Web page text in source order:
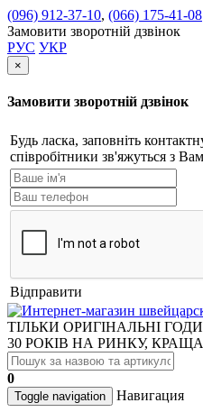
(096) 912-37-10, (066) 175-41-08
Замовити зворотній дзвінок
РУС УКР
×
Замовити зворотній дзвінок
Будь ласка, заповніть
співробітники зв'яжуться з
Відправити
ТІЛЬКИ ОРИГІНАЛЬНІ
30 РОКІВ НА РИНКУ,
0
Toggle navigation Навигация